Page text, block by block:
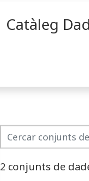
Catàleg
2 conjunts de